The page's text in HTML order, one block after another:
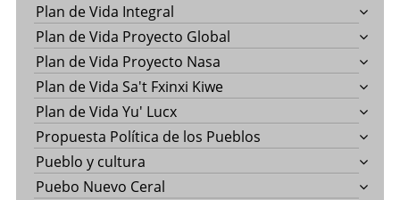
Plan de Vida Integral
Plan de Vida Proyecto Global
Plan de Vida Proyecto Nasa
Plan de Vida Sa't Fxinxi Kiwe
Plan de Vida Yu' Lucx
Propuesta Política de los Pueblos
Pueblo y cultura
Puebo Nuevo Ceral